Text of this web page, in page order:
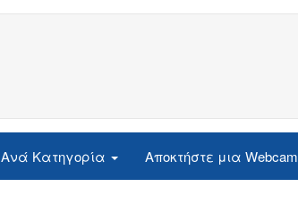
Ανά Κατηγορία Αποκτήστε μια Webcam